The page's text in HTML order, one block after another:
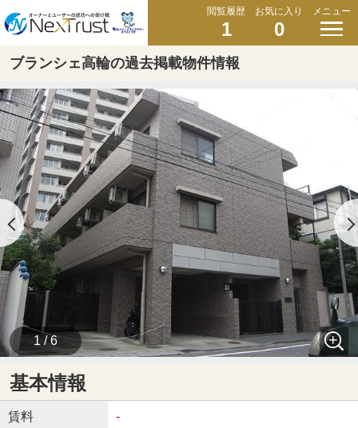
閲覧履歴
1
お気に入り
0
メニュー
ブランシェ高輪の過去掲載物件情報
1 / 6
基本情報
賃料 -